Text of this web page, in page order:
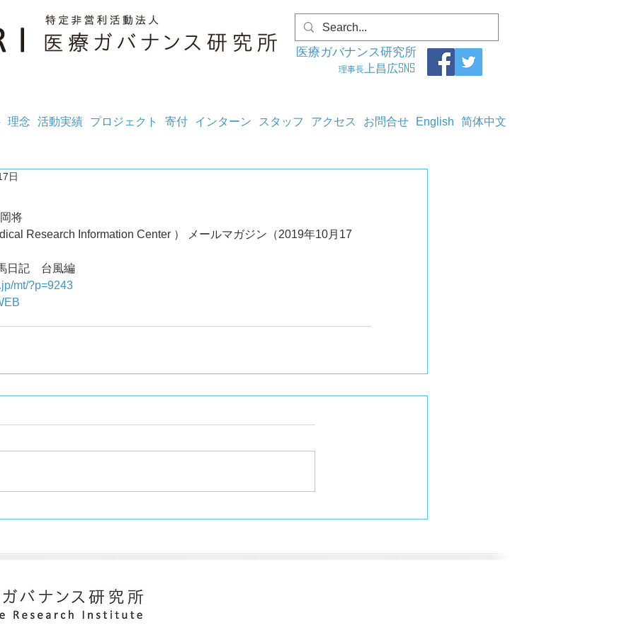
医療ガバナンス研究所
理事長 上昌広SNS
理念 活動実績 プロジェクト 寄付 インターン スタッフ アクセス お問合せ English 简体中文
日
将
Research Information Center ） メールマガジン（2019年10月17
日記　台風編
mt/?p=9243